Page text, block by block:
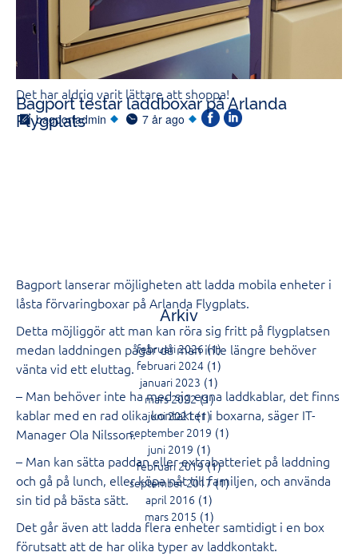
Det går även bra att få sakerna man köpt skickade (för en
fraktavgift) så att man helt slipper att ta hand om
inköpen.
Det har aldrig varit lättare att shoppa!
bagportadmin 7 år ago
Bagport testar laddboxar på Arlanda
Flygplats
Bagport lanserar möjligheten att ladda mobila enheter i
låsta förvaringboxar på Arlanda Flygplats.
Detta möjliggör att man kan röra sig fritt på flygplatsen
medan laddningen pågår då man inte längre behöver
vänta vid ett eluttag.
– Man behöver inte ha med sig egna laddkablar, det finns
kablar med en rad olika kontakter i boxarna, säger IT-
Manager Ola Nilsson.
– Man kan sätta paddan eller extrabatteriet på laddning
och gå på lunch, eller köpa nåt till familjen, och använda
sin tid på bästa sätt.
Det går även att ladda flera enheter samtidigt i en box
förutsatt att de har olika typer av laddkontakt.
Arkiv
februari 2026(1)
februari 2024 (1)
januari 2023 (1)
mars 2022(1)
juni 2021(1)
september 2019 (1)
juni 2019 (1)
februari 2019(1)
september 2017(1)
april 2016 (1)
mars 2015 (1)